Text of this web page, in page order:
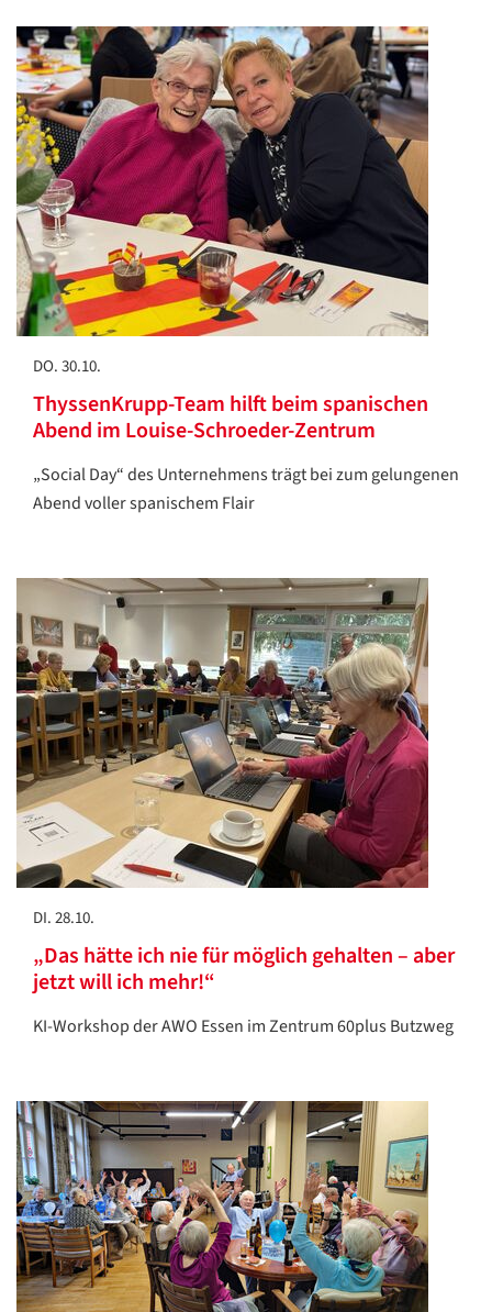
DO. 30.10.
ThyssenKrupp-Team hilft beim spanischen
Abend im Louise-Schroeder-Zentrum
„Social Day“ des Unternehmens trägt bei zum gelungenen
Abend voller spanischem Flair
DI. 28.10.
„Das hätte ich nie für möglich gehalten – aber
jetzt will ich mehr!“
KI-Workshop der AWO Essen im Zentrum 60plus Butzweg